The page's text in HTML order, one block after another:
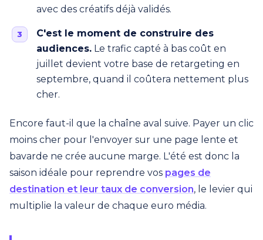
avec des créatifs déjà validés.
C'est le moment de construire des
audiences. Le trafic capté à bas coût en
juillet devient votre base de retargeting en
septembre, quand il coûtera nettement plus
cher.
Encore faut-il que la chaîne aval suive. Payer un clic
moins cher pour l'envoyer sur une page lente et
bavarde ne crée aucune marge. L'été est donc la
saison idéale pour reprendre vos pages de
destination et leur taux de conversion, le levier qui
multiplie la valeur de chaque euro média.